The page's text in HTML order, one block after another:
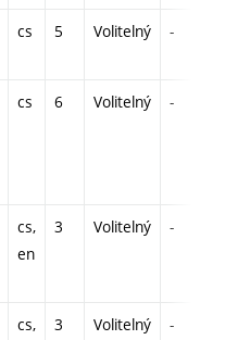
cs 5 Volitelný -
cs 6 Volitelný -
cs,
en
3 Volitelný -
cs,
3 Volitelný -